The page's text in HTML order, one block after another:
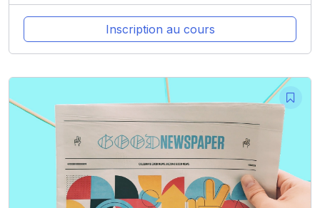
Inscription au cours